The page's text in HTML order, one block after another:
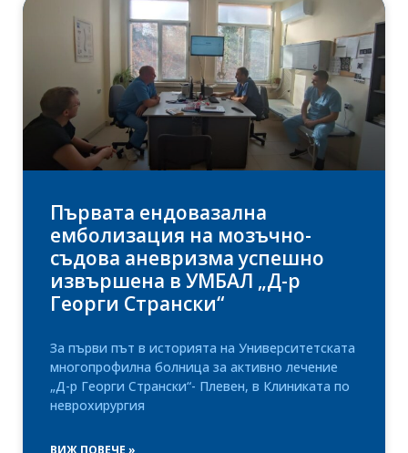
Първата ендовазална
емболизация на мозъчно-
съдова аневризма успешно
извършена в УМБАЛ „Д-р
Георги Странски“
За първи път в историята на Университетската
многопрофилна болница за активно лечение
„Д-р Георги Странски“- Плевен, в Клиниката по
неврохирургия
ВИЖ ПОВЕЧЕ »